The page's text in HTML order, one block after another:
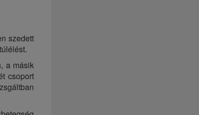
szedett
a másik
csoport